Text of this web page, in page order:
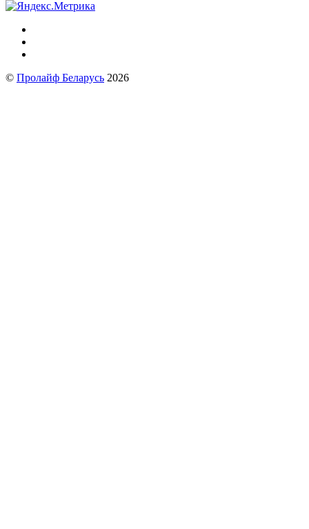
© Пролайф Беларусь 2026